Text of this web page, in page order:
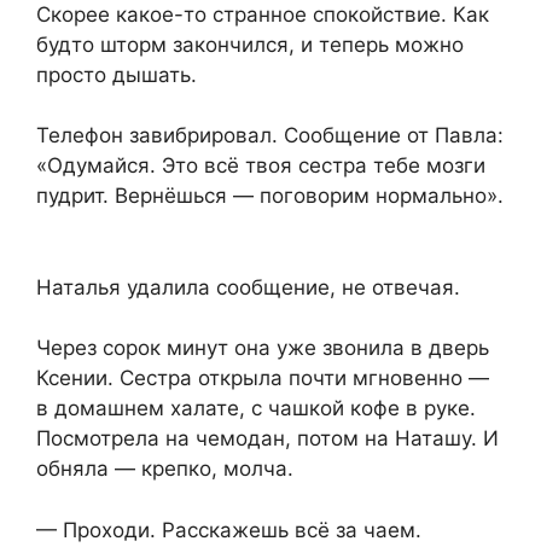
Скорее какое-то странное спокойствие. Как
будто шторм закончился, и теперь можно
просто дышать.
Телефон завибрировал. Сообщение от Павла:
«Одумайся. Это всё твоя сестра тебе мозги
пудрит. Вернёшься — поговорим нормально».
Наталья удалила сообщение, не отвечая.
Через сорок минут она уже звонила в дверь
Ксении. Сестра открыла почти мгновенно —
в домашнем халате, с чашкой кофе в руке.
Посмотрела на чемодан, потом на Наташу. И
обняла — крепко, молча.
— Проходи. Расскажешь всё за чаем.